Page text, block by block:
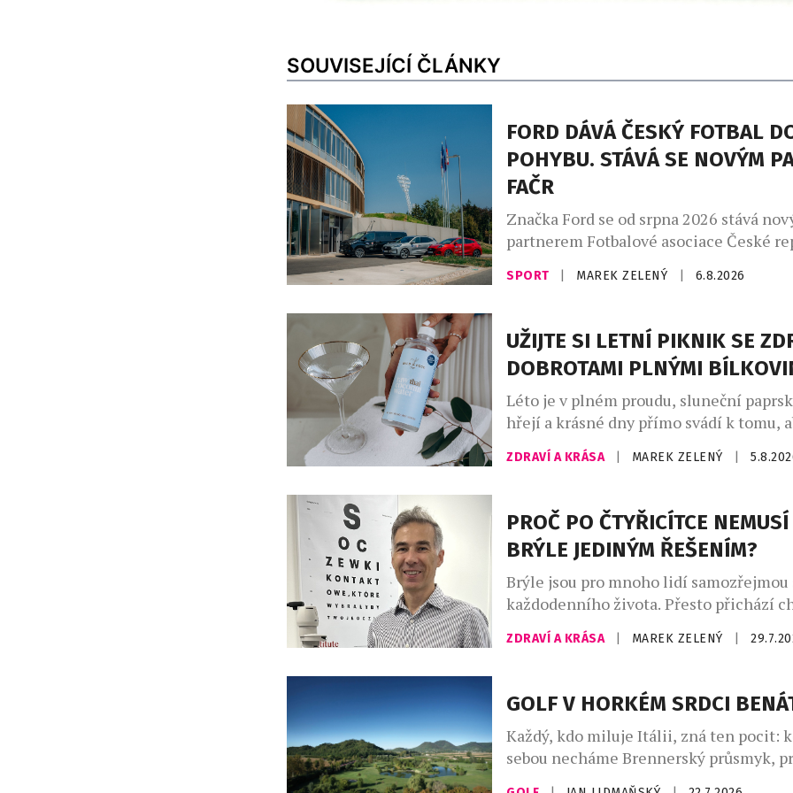
SOUVISEJÍCÍ ČLÁNKY
FORD DÁVÁ ČESKÝ FOTBAL
POHYBU. STÁVÁ SE NOVÝM
FAČR
Značka Ford se od srpna 2026 stává
partnerem Fotbalové asociace České
rámci tříleté spolupráce zajistí mobilitu
reprezentačních týmů i českého fotbalu
fotbal do pohybu“, propojuje praktickou
ambicí podílet se na dlouhodobé
fotbalového prostředí. Ford vstupuje do
fotbalu v […]
SPORT MAREK ZELENÝ 6.8.2026
UŽIJTE SI LETNÍ PIKNIK SE
DOBROTAMI PLNÝMI
Léto je v plném proudu, sluneční
hřejí a krásné dny přímo svádí k tomu,
trávili čas venku. A co k pravému létu
dokonalý piknik a dobré a zdravé
inovátorů a milovníků zdravého
Atrey a Kateřina Rae. […]
ZDRAVÍ A KRÁSA MAREK ZELENÝ
PROČ PO ČTYŘICÍTCE
BRÝLE JEDINÝM ŘEŠENÍM?
Brýle jsou pro mnoho lidí samozřejmou
každodenního života. Přesto přichází
začnou být spíše omezením než
Zejména po čtyřicítce, kdy se objevuje
zaostřovat na blízko, mnoho lidí
několika párů brýlí není vždy
Paradoxně si řada z nich ani
ZDRAVÍ A KRÁSA MAREK ZELENÝ
GOLF V HORKÉM SRDCI
Každý, kdo miluje Itálii, zná ten pocit:
sebou necháme Brennerský průsmyk,
Alpy, a hory najednou vystřídá naprostá